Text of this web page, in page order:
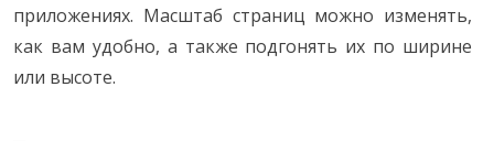
приложениях. Масштаб страниц можно изменять,
как вам удобно, а также подгонять их по ширине
или высоте.